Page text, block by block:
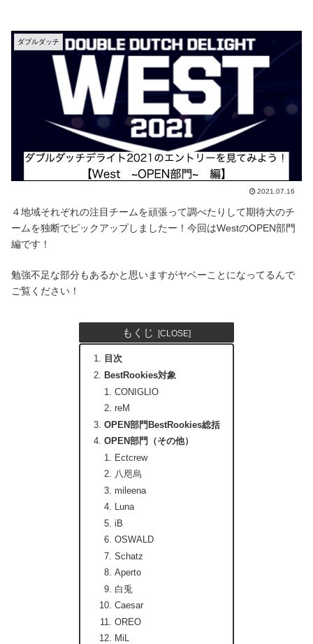
ダブルダッチ
2021.07.16
４地域それぞれの注目チームを頑張って調べたりして期待大のチ
ームを独断でピックアップしましたー！今回はWestのOPEN部門
編です！
勉強不足な部分もあるかと思いますがヤベーことになってるんで
ご覧ください！
もくじ
目次
BestRookies対象
CONIGLIO
reM
OPEN部門BestRookies総括
OPEN部門（その他）
Ectcrew
八咫烏
mileena
Luna
iB
OSWALD
Schatz
Aperto
白兎
Caesar
OREO
MiL